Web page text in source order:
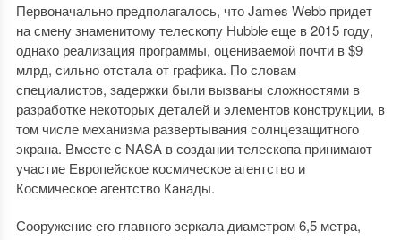
Первоначально предполагалось, что James Webb придет
на смену знаменитому телескопу Hubble еще в 2015 году,
однако реализация программы, оцениваемой почти в $9
млрд, сильно отстала от графика. По словам
специалистов, задержки были вызваны сложностями в
разработке некоторых деталей и элементов конструкции, в
том числе механизма развертывания солнцезащитного
экрана. Вместе с NASA в создании телескопа принимают
участие Европейское космическое агентство и
Космическое агентство Канады.
Сооружение его главного зеркала диаметром 6,5 метра,